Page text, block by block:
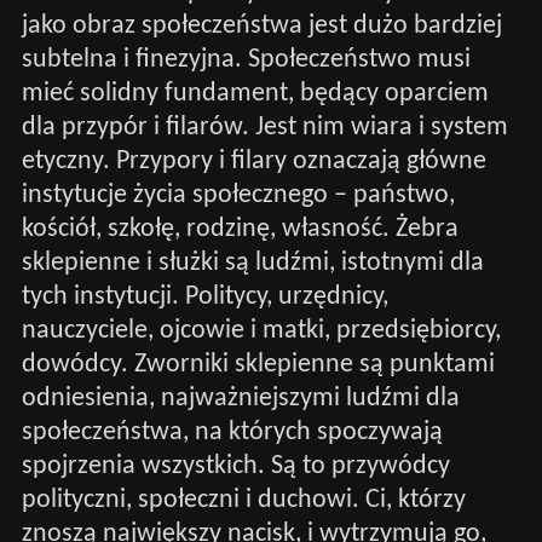
jako obraz społeczeństwa jest dużo bardziej
subtelna i finezyjna. Społeczeństwo musi
mieć solidny fundament, będący oparciem
dla przypór i filarów. Jest nim wiara i system
etyczny. Przypory i filary oznaczają główne
instytucje życia społecznego – państwo,
kościół, szkołę, rodzinę, własność. Żebra
sklepienne i służki są ludźmi, istotnymi dla
tych instytucji. Politycy, urzędnicy,
nauczyciele, ojcowie i matki, przedsiębiorcy,
dowódcy. Zworniki sklepienne są punktami
odniesienia, najważniejszymi ludźmi dla
społeczeństwa, na których spoczywają
spojrzenia wszystkich. Są to przywódcy
polityczni, społeczni i duchowi. Ci, którzy
znoszą największy nacisk, i wytrzymują go,